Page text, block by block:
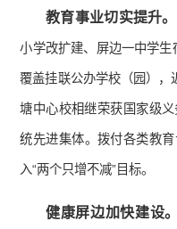
教育事业切实提升。
小学改扩建、屏边一中学生
覆盖挂联公办学校（园），
塘中心校相继荣获国家级
统先进集体。拨付各类教
入“两个只增不减”目标。
健康屏边加快建设。